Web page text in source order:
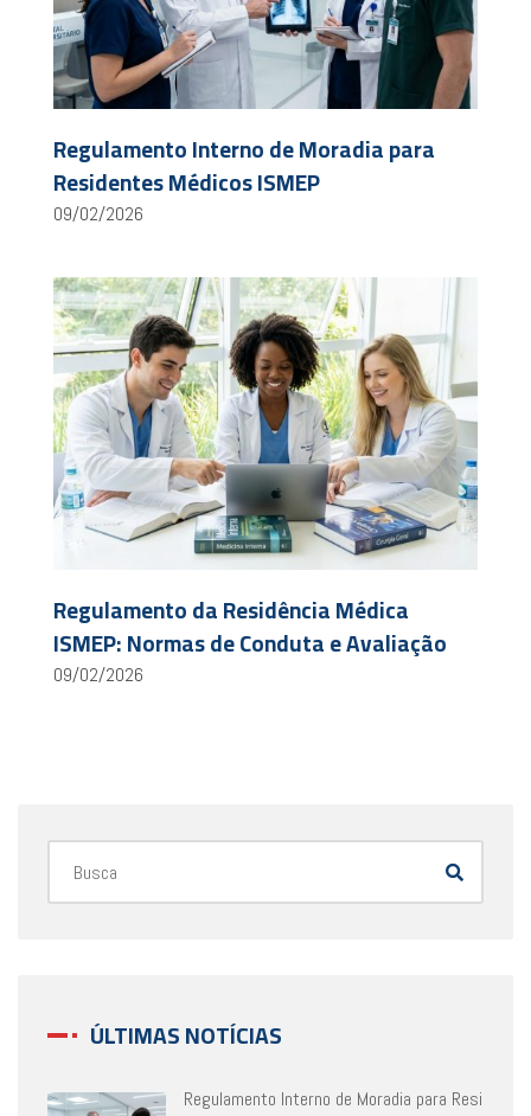
Regulamento Interno de Moradia para
Residentes Médicos ISMEP
09/02/2026
Regulamento da Residência Médica
ISMEP: Normas de Conduta e Avaliação
09/02/2026
ÚLTIMAS NOTÍCIAS
Regulamento Interno de Moradia para Resi